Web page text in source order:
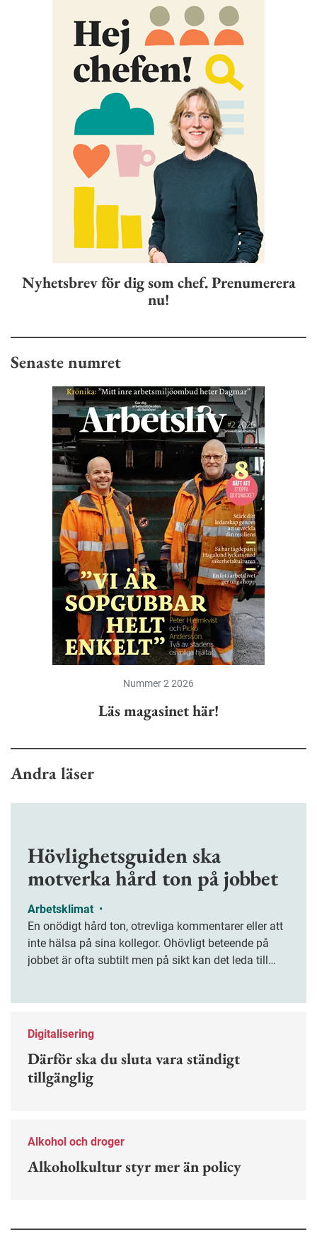
Nyhetsbrev för dig som chef. Prenumerera
nu!
Senaste numret
Nummer 2 2026
Läs magasinet här!
Andra läser
Hövlighetsguiden ska
motverka hård ton på jobbet
Arbetsklimat •
En onödigt hård ton, otrevliga kommentarer eller att
inte hälsa på sina kollegor. Ohövligt beteende på
jobbet är ofta subtilt men på sikt kan det leda till
Digitalisering
Därför ska du sluta vara ständigt
tillgänglig
Alkohol och droger
Alkoholkultur styr mer än policy